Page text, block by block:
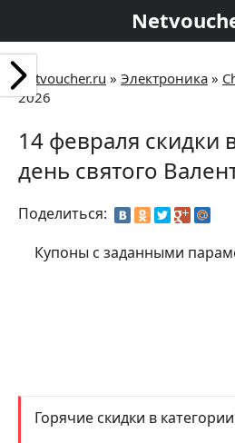
Netvoucher.ru » Электроника »
2026
14 февраля скидки
день святого
Поделиться:
Купоны с заданными
Горячие скидки в